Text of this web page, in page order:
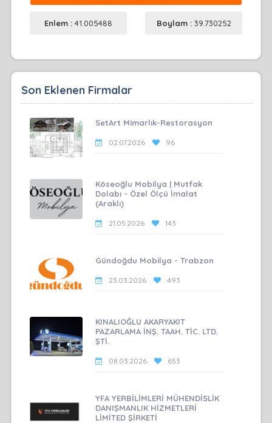
Enlem :41.005488 Boylam : 39.730252
Son Eklenen Firmalar
SetArt Mimarlık-Restorasyon
02.07.2026 96
Köseoğlu Mobilya | Mutfak
Dolabı - Özel Ölçü İmalat
(Araklı)
21.05.2026 143
Gündoğdu Mobilya - Trabzon
23.03.2026 493
KINALIOĞLU AKARYAKIT
PAZARLAMA İNŞ. TAAH. TİC. LTD.
ŞTİ.
08.03.2026 653
YFA YERBİLİMLERİ MÜHENDİSLİK
DANIŞMANLIK HİZMETLERİ
LİMİTED ŞİRKETİ